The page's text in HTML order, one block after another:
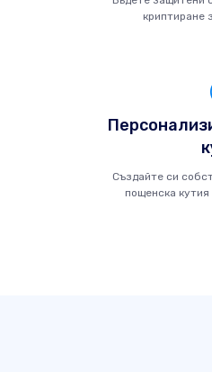
криптиране
Създайте си
пощенска